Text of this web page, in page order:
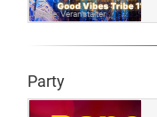
Quelle: Veranstalter
Party